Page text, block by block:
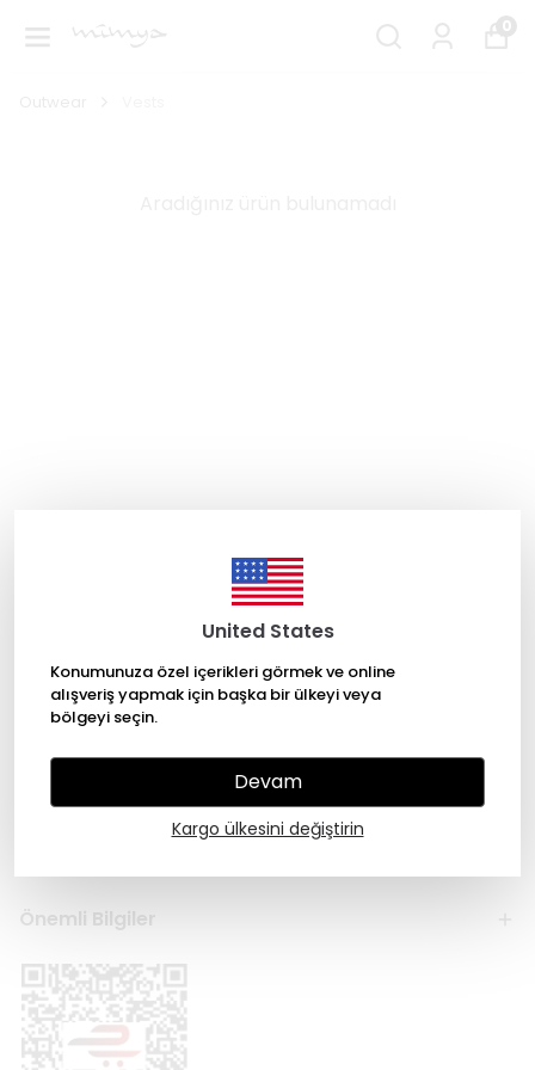
United States
Konumunuza özel içerikleri görmek ve online
alışveriş yapmak için başka bir ülkeyi veya
bölgeyi seçin.
Devam
Kargo ülkesini değiştirin
0
Kategoriler
Hesabım
Önemli Bilgiler